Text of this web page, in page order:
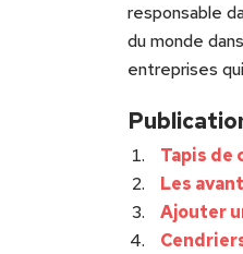
responsable
du monde
entreprises
Tapis de
Les
Ajouter